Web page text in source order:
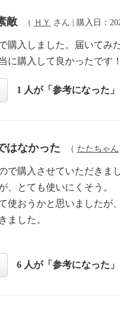
敵 （ ＨＹ さん | 購入日：
購入しました。届いてみ
に購入して良かったです！
1 人が「参考になった
はなかった （ たたちゃん
で購入させていただきま
、とても使いにくそう。
使おうかと思いましたが
ました。
6 人が「参考になった